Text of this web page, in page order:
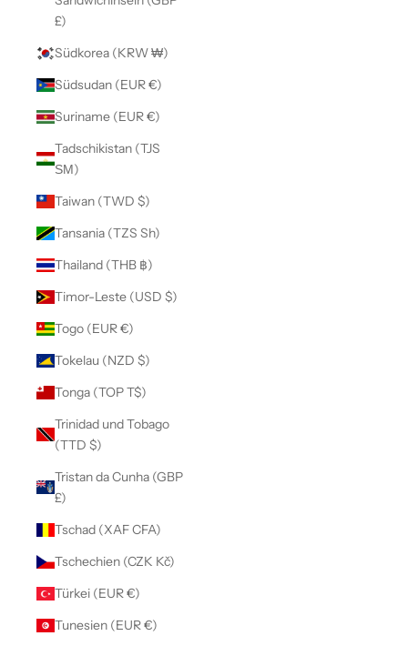
£)
Südkorea (KRW ₩)
Südsudan (EUR €)
Suriname (EUR €)
Tadschikistan (TJS
ЅМ)
Taiwan (TWD $)
Tansania (TZS Sh)
Thailand (THB ฿)
Timor-Leste (USD $)
Togo (EUR €)
Tokelau (NZD $)
Tonga (TOP T$)
Trinidad und Tobago
(TTD $)
Tristan da Cunha (GBP
£)
Tschad (XAF CFA)
Tschechien (CZK Kč)
Türkei (EUR €)
Tunesien (EUR €)